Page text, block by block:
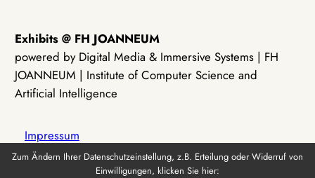
Exhibits @ FH JOANNEUM
powered by Digital Media & Immersive Systems | FH
JOANNEUM | Institute of Computer Science and
Artificial Intelligence
Impressum
Zum Ändern Ihrer Datenschutzeinstellung, z.B. Erteilung oder Widerruf von
Einwilligungen, klicken Sie hier: